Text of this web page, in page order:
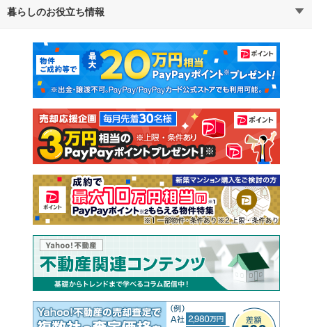
不動産・住宅
新築マンション 中古マンション
新築一戸建て 中古一戸建て
注文住宅 土地
売却査定
暮らしのお役立ち情報
マンションカタログ 教えて！住まいの先生